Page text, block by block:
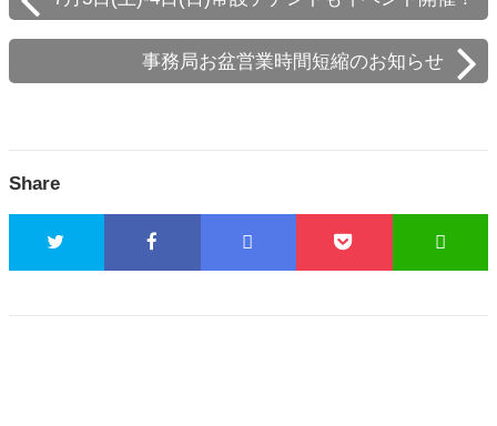
事務局お盆営業時間短縮のお知らせ
Share